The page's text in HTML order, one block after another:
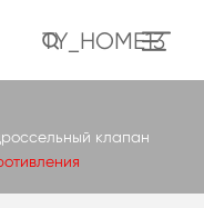
TY_HOME13
клапан